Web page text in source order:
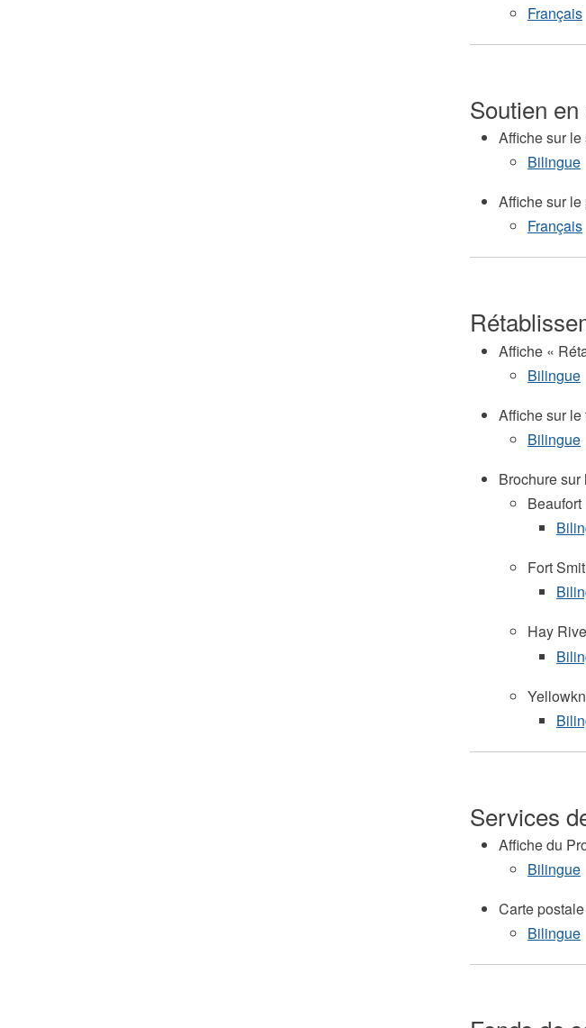
Français
Soutien
Affiche sur
Bilingue
Affiche sur
Français
Affiche «
Bilingue
Affiche sur
Bilingue
Brochure
Fort
Hay
Services
Affiche du
Bilingue
Carte
Bilingue